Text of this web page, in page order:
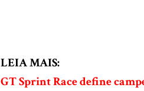
LEIA MAIS:
GT Sprint Race define